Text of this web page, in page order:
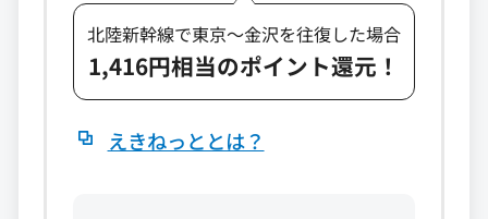
北陸新幹線で東京～金沢を往復した場合
1,416円相当のポイント還元！
えきねっととは？